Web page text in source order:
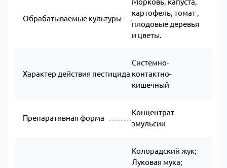
Обрабатываемые культуры -
картофель, томат ,
плодовые деревья
и цветы.
Характер действия пестицида
Системно-
контактно-
кишечный
Препаративная форма
Концентрат
эмульсии
Колорадский жук;
Луковая муха;